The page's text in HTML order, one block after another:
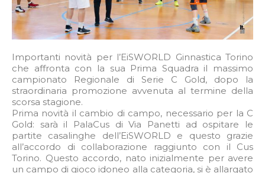
Importanti novità per l’EiSWORLD Ginnastica Torino
che affronta con la sua Prima Squadra il massimo
campionato Regionale di Serie C Gold, dopo la
straordinaria promozione avvenuta al termine della
scorsa stagione.
Prima novità il cambio di campo, necessario per la C
Gold: sarà il PalaCus di Via Panetti ad ospitare le
partite casalinghe dell’EiSWORLD e questo grazie
all’accordo di collaborazione raggiunto con il Cus
Torino. Questo accordo, nato inizialmente per avere
un campo di gioco idoneo alla categoria, si è allargato